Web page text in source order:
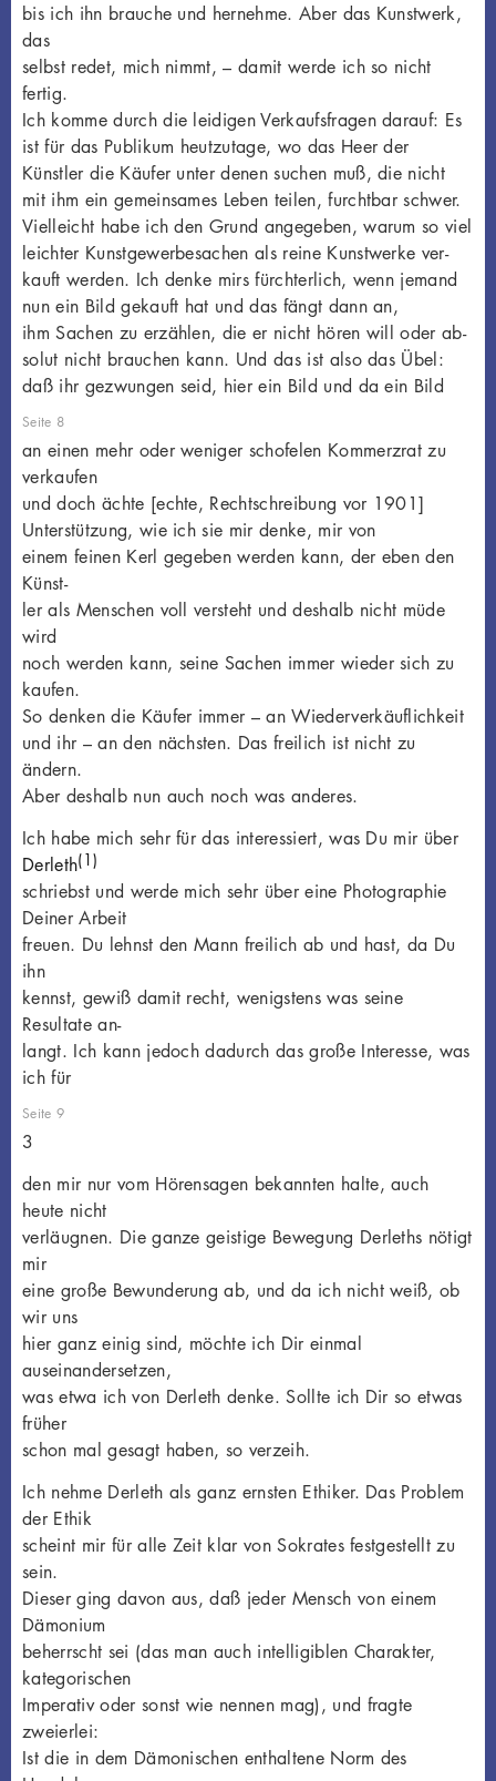
bis ich ihn brauche und hernehme. Aber das Kunstwerk,
das
selbst redet, mich nimmt, – damit werde ich so nicht
fertig.
Ich komme durch die leidigen Verkaufsfragen darauf: Es
ist für das Publikum heutzutage, wo das Heer der
Künstler die Käufer unter denen suchen muß, die nicht
mit ihm ein gemeinsames Leben teilen, furchtbar schwer.
Vielleicht habe ich den Grund angegeben, warum so viel
leichter Kunstgewerbesachen als reine Kunstwerke ver-
kauft werden. Ich denke mirs fürchterlich, wenn jemand
nun ein Bild gekauft hat und das fängt dann an,
ihm Sachen zu erzählen, die er nicht hören will oder ab-
solut nicht brauchen kann. Und das ist also das Übel:
daß ihr gezwungen seid, hier ein Bild und da ein Bild
Seite 8
an einen mehr oder weniger schofelen Kommerzrat zu
verkaufen
und doch ächte [echte, Rechtschreibung vor 1901]
Unterstützung, wie ich sie mir denke, mir von
einem feinen Kerl gegeben werden kann, der eben den
Künst-
ler als Menschen voll versteht und deshalb nicht müde
wird
noch werden kann, seine Sachen immer wieder sich zu
kaufen.
So denken die Käufer immer – an Wiederverkäuflichkeit
und ihr – an den nächsten. Das freilich ist nicht zu
ändern.
Aber deshalb nun auch noch was anderes.
Ich habe mich sehr für das interessiert, was Du mir über
Derleth(1)
schriebst und werde mich sehr über eine Photographie
Deiner Arbeit
freuen. Du lehnst den Mann freilich ab und hast, da Du
ihn
kennst, gewiß damit recht, wenigstens was seine
Resultate an-
langt. Ich kann jedoch dadurch das große Interesse, was
ich für
Seite 9
3
den mir nur vom Hörensagen bekannten halte, auch
heute nicht
verläugnen. Die ganze geistige Bewegung Derleths nötigt
mir
eine große Bewunderung ab, und da ich nicht weiß, ob
wir uns
hier ganz einig sind, möchte ich Dir einmal
auseinandersetzen,
was etwa ich von Derleth denke. Sollte ich Dir so etwas
früher
schon mal gesagt haben, so verzeih.
Ich nehme Derleth als ganz ernsten Ethiker. Das Problem
der Ethik
scheint mir für alle Zeit klar von Sokrates festgestellt zu
sein.
Dieser ging davon aus, daß jeder Mensch von einem
Dämonium
beherrscht sei (das man auch intelligiblen Charakter,
kategorischen
Imperativ oder sonst wie nennen mag), und fragte
zweierlei:
Ist die in dem Dämonischen enthaltene Norm des